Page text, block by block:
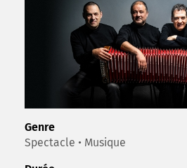
Genre
Spectacle • Musique